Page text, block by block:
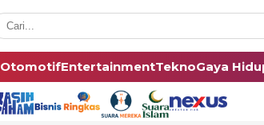
OtomotifEntertainmentTeknoGaya